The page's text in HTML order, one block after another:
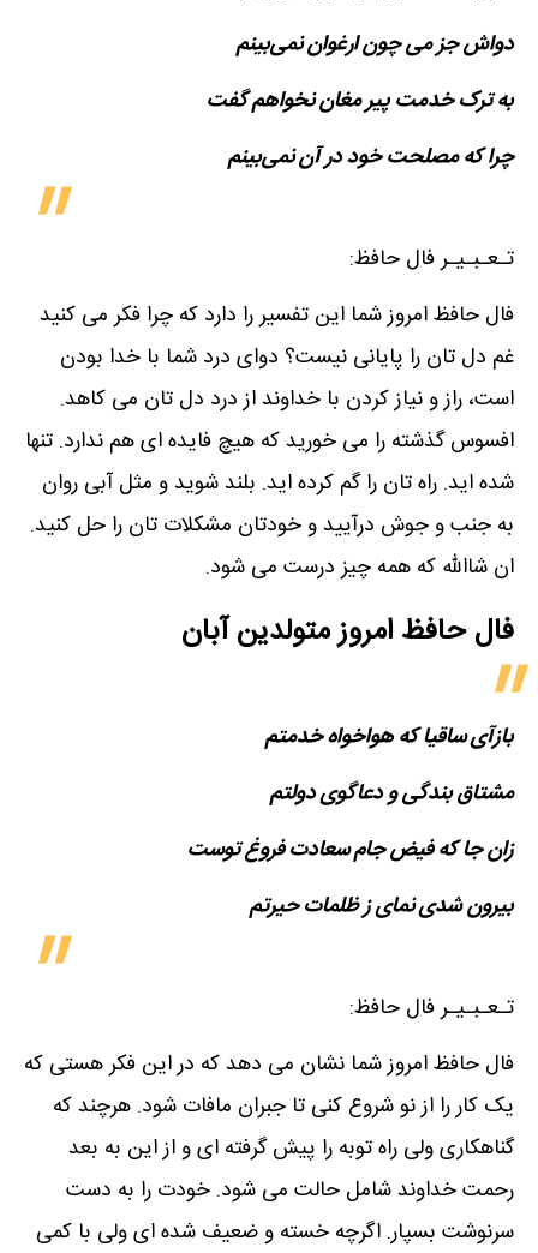
دواش جز می چون ارغوان نمی‌بینم
به ترک خدمت پیر مغان نخواهم گفت
چرا که مصلحت خود در آن نمی‌بینم
تـعـبـیـر فال حافظ:
فال حافظ امروز شما این تفسیر را دارد که چرا فکر می کنید
غم دل تان را پایانی نیست؟ دوای درد شما با خدا بودن
است، راز و نیاز کردن با خداوند از درد دل تان می کاهد.
افسوس گذشته را می خورید که هیچ فایده ای هم ندارد. تنها
شده اید. راه تان را گم کرده اید. بلند شوید و مثل آبی روان
به جنب و جوش درآیید و خودتان مشکلات تان را حل کنید.
ان شاالله که همه چیز درست می شود.
فال حافظ امروز متولدین‌ آبان
بازآی ساقیا که هواخواه خدمتم
مشتاق بندگی و دعاگوی دولتم
زان جا که فیض جام سعادت فروغ توست
بیرون شدی نمای ز ظلمات حیرتم
تـعـبـیـر فال حافظ:
فال حافظ امروز شما نشان می دهد که در این فکر هستی که
یک کار را از نو شروع کنی تا جبران مافات شود. هرچند که
گناهکاری ولی راه توبه را پیش گرفته ای و از این به بعد
رحمت خداوند شامل حالت می شود. خودت را به دست
سرنوشت بسپار. اگرچه خسته و ضعیف شده ای ولی با کمی